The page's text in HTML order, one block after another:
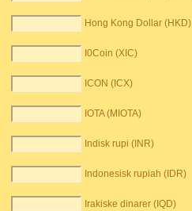
Hong Kong Dollar (HKD)
I0Coin (XIC)
ICON (ICX)
IOTA (MIOTA)
Indisk rupi (INR)
Indonesisk rupiah (IDR)
Irakiske dinarer (IQD)